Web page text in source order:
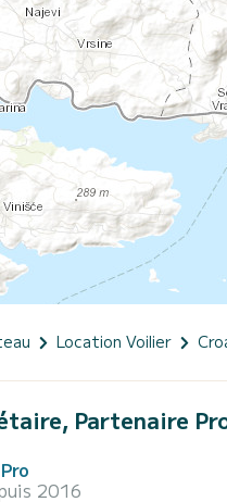
Location Voilier
Partenaire
2016